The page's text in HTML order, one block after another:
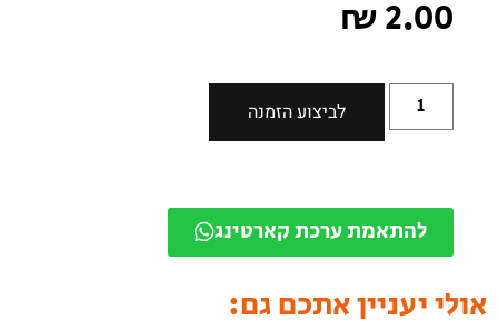
₪2.00
לביצוע הזמנה
להתאמת ערכת קארטינג
אולי יעניין אתכם גם: